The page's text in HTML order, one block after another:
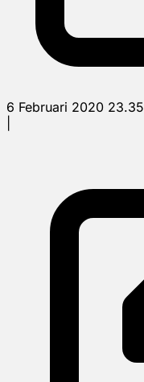
6 Februari 2020 23.35